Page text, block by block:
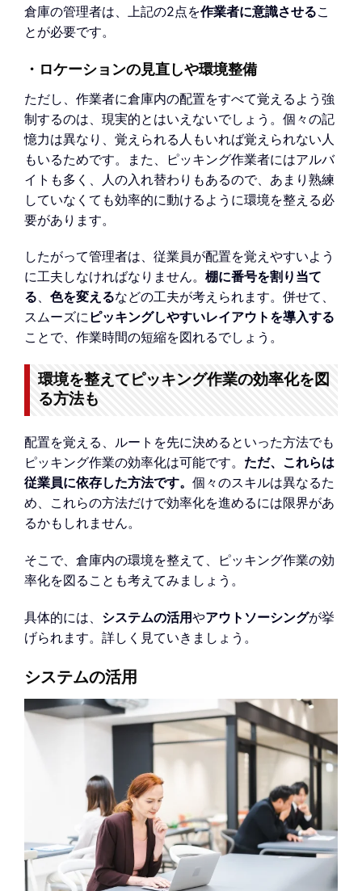
倉庫の管理者は、上記の2点を作業者に意識させるこ
とが必要です。
・ロケーションの見直しや環境整備
ただし、作業者に倉庫内の配置をすべて覚えるよう強
制するのは、現実的とはいえないでしょう。個々の記
憶力は異なり、覚えられる人もいれば覚えられない人
もいるためです。また、ピッキング作業者にはアルバ
イトも多く、人の入れ替わりもあるので、あまり熟練
していなくても効率的に動けるように環境を整える必
要があります。
したがって管理者は、従業員が配置を覚えやすいよう
に工夫しなければなりません。 棚に番号を割り当て
る、 色を変えるなどの工夫が考えられます。併せて、
スムーズに ピッキングしやすいレイアウトを導入する
ことで、作業時間の短縮を図れるでしょう。
環境を整えてピッキング作業の効率化を図
る方法も
配置を覚える、ルートを先に決めるといった方法でも
ピッキング作業の効率化は可能です。 ただ、これらは
従業員に依存した方法です。 個々のスキルは異なるた
め、これらの方法だけで効率化を進めるには限界があ
るかもしれません。
そこで、倉庫内の環境を整えて、ピッキング作業の効
率化を図ることも考えてみましょう。
具体的には、 システムの活用やアウトソーシングが挙
げられます。詳しく見ていきましょう。
システムの活用